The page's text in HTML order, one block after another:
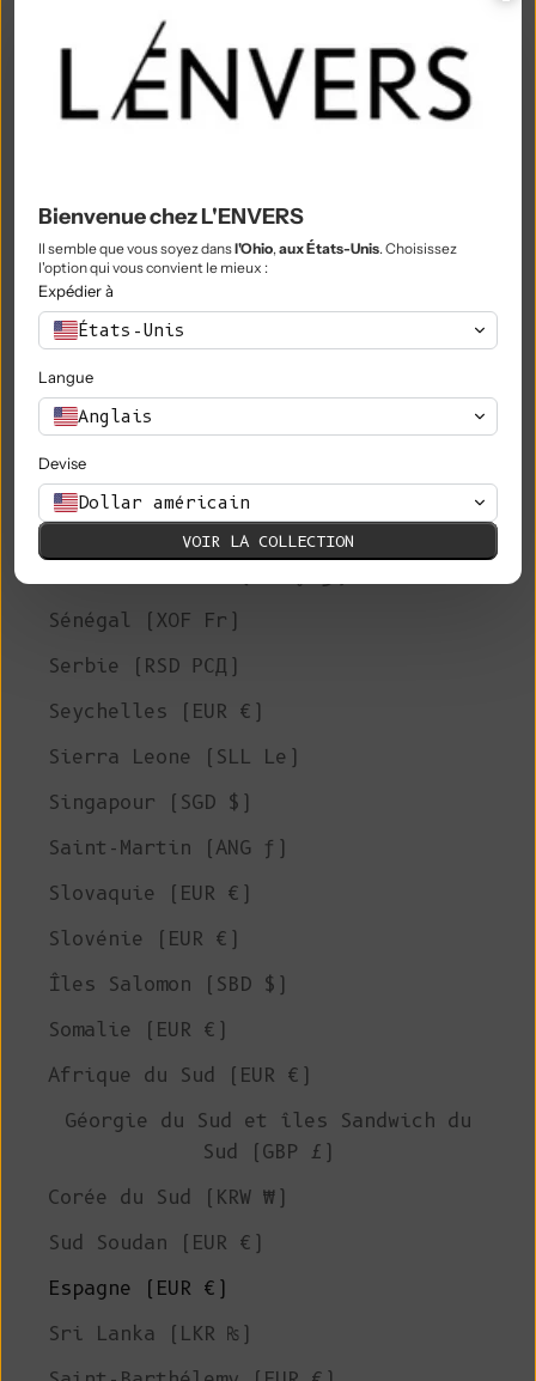
Philippines (PHP ₱)
Îles Pitcairn (NZD $)
Pologne (PLN zł)
Qatar (QAR ر.ق)
Réunion (EUR €)
Roumanie (RON Lei)
Russie (EUR €)
Rwanda (RWF FRw)
Samoa (WST T)
Saint-Marin (EUR €)
São Tomé & Príncipe (STD Db)
Sénégal (XOF Fr)
Serbie (RSD РСД)
Seychelles (EUR €)
Sierra Leone (SLL Le)
Singapour (SGD $)
Saint-Martin (ANG ƒ)
Slovaquie (EUR €)
Slovénie (EUR €)
Îles Salomon (SBD $)
Somalie (EUR €)
Afrique du Sud (EUR €)
Géorgie du Sud et îles Sandwich du
Sud (GBP £)
Corée du Sud (KRW ₩)
Sud Soudan (EUR €)
Espagne (EUR €)
Sri Lanka (LKR ₨)
Bienvenue chez L'ENVERS
Il semble que vous soyez dansl'Ohio, aux États-Unis. Choisissez
l'option qui vous convient le mieux :
Expédier à
États-Unis
Langue
Anglais
Devise
Dollar américain
VOIR LA COLLECTION